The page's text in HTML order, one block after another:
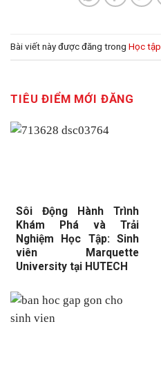
Bài viết này được đăng trong Học tập
TIÊU ĐIỂM MỚI ĐĂNG
Sôi Động Hành Trình
Khám Phá và Trải
Nghiệm Học Tập: Sinh
viên Marquette
University tại HUTECH